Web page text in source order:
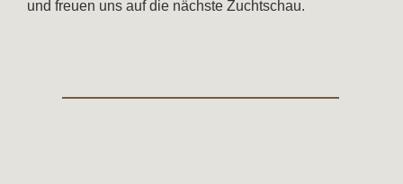
und freuen uns auf die nächste Zuchtschau.